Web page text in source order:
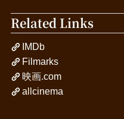
Related Links
IMDb
Filmarks
映画.com
allcinema